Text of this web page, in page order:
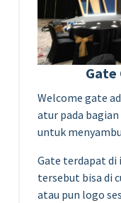
Gate
Welcome gate
atur pada
untuk
Gate terdapat di
tersebut bisa di
atau pun logo